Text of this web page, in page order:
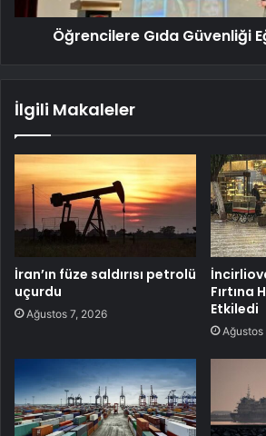
Öğrencilere Gıda Güvenliği
İlgili Makaleler
İran’ın füze saldırısı petrolü
uçurdu
Ağustos 7, 2026
Fırtına
Etkiledi
Ağustos